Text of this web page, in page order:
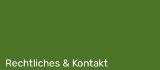
Rechtliches & Kontakt